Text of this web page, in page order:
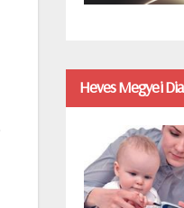
Heves Megyei